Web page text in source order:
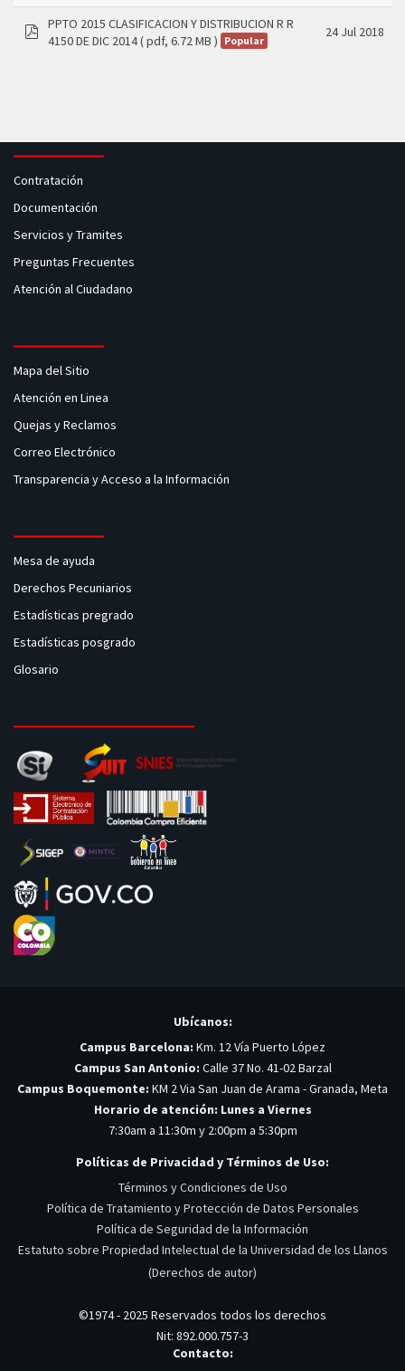
pdf
PPTO 2015 CLASIFICACION Y DISTRIBUCION R R
4150 DE DIC 2014( pdf, 6.72 MB ) Popular
24 Jul 2018
Contratación
Documentación
Servicios y Tramites
Preguntas Frecuentes
Atención al Ciudadano
Mapa del Sitio
Atención en Linea
Quejas y Reclamos
Correo Electrónico
Transparencia y Acceso a la Información
Mesa de ayuda
Derechos Pecuniarios
Estadísticas pregrado
Estadísticas posgrado
Glosario
Ubícanos:
Campus Barcelona: Km. 12 Vía Puerto López
Campus San Antonio: Calle 37 No. 41-02 Barzal
Campus Boquemonte: KM 2 Via San Juan de Arama - Granada, Meta
Horario de atención: Lunes a Viernes
7:30am a 11:30m y 2:00pm a 5:30pm
Políticas de Privacidad y Términos de Uso:
Términos y Condiciones de Uso
Política de Tratamiento y Protección de Datos Personales
Política de Seguridad de la Información
Estatuto sobre Propiedad Intelectual de la Universidad de los Llanos
(Derechos de autor)
©1974 - 2025 Reservados todos los derechos
Nit: 892.000.757-3
Contacto: